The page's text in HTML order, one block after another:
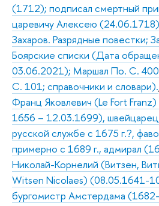
(1712); подписал смертный
царевичу Алексею
Захаров. Разрядные повестки;
Боярские списки (Дата
03.06.2021); Маршал По. С.
С. 101; справочники и словари).
Франц Яковлевич (Le Fort
1656 – 12.03.1699),
русской службе с 1675 г.?,
примерно с 1689 г., адмирал
Николай-Корнелий (Витзен,
Witsen Nicolaеs) (08.05.1641-
бургомистр Амстердама